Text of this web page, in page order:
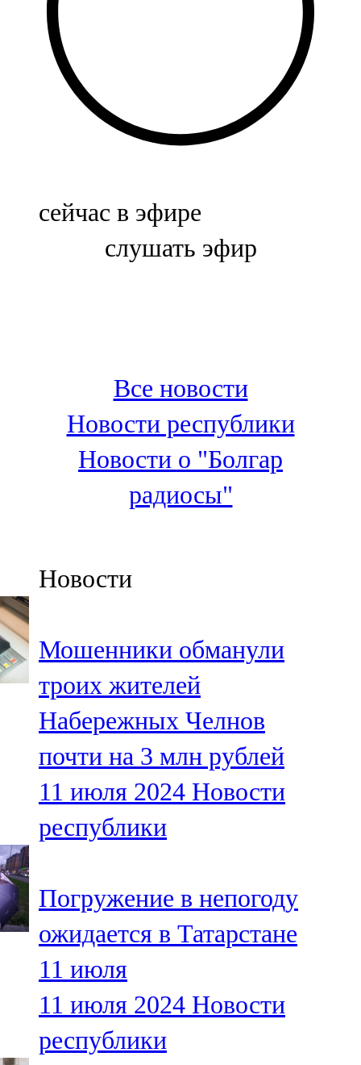
104,9 FM
Баулы
107,5 FM
Биләр
Болгар
100,3 FM
Зәй
106,6 FM
Кадыбаш
105,2 FM
91,5 FM
106,1 FM
Кама тамагы
71,51 FM
Кукмара
107,9 FM
Лениногорский
Мамадыш
106,2 FM
Минзәлә
107,3 FM
Мөслим
сейчас в эфире
слушать эфир
Все новости
Новости республики
Новости о "Болгар
радиосы"
Новости
Мошенники обманули
троих жителей
Набережных Челнов
почти на 3 млн рублей
11 июля 2024 Новости
республики
Погружение в непогоду
ожидается в Татарстане
11 июля
11 июля 2024 Новости
республики